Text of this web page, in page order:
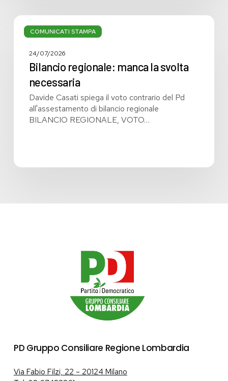
COMUNICATI STAMPA
Bilancio
regionale:
svolta
24/07/2026
Bilancio regionale: manca la svolta
necessaria
Davide Casati spiega il voto contrario del Pd
all'assestamento di bilancio regionale
BILANCIO REGIONALE, VOTO…
PD Gruppo Consiliare Regione Lombardia
Via Fabio Filzi, 22 – 20124 Milano